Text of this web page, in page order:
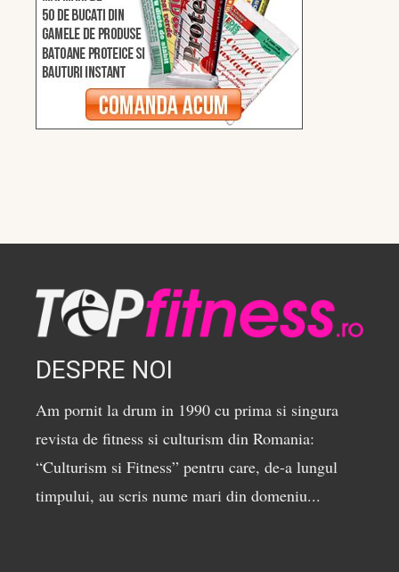
DESPRE NOI
Am pornit la drum in 1990 cu prima si singura
revista de fitness si culturism din Romania:
“Culturism si Fitness” pentru care, de-a lungul
timpului, au scris nume mari din domeniu...